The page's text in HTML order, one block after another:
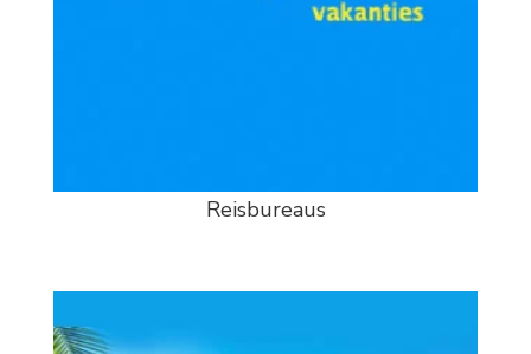
Reisbureaus